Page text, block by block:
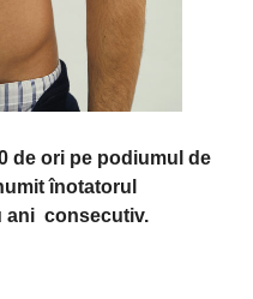
de ori pe podiumul de
înotatorul
ani consecutiv.